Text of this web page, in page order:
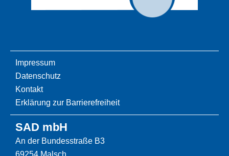
Impressum
Datenschutz
Kontakt
Erklärung zur Barrierefreiheit
SAD mbH
An der Bundesstraße B3